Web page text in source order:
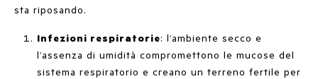
sta riposando.
Infezioni respiratorie: l’ambiente secco e
l’assenza di umidità compromettono le mucose del
sistema respiratorio e creano un terreno fertile per